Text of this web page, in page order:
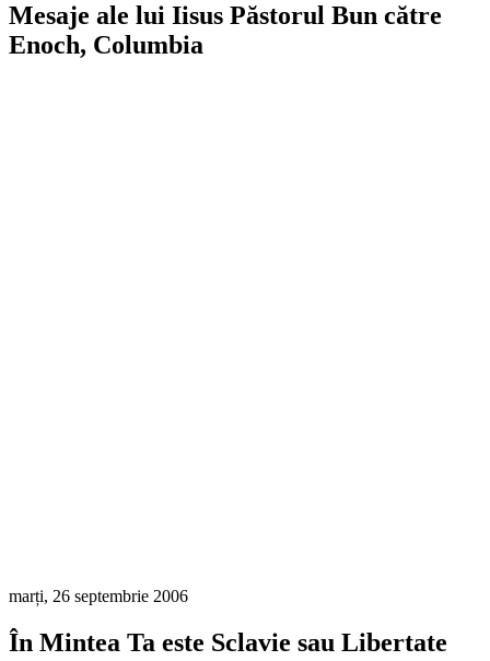
Mesaje ale lui Iisus Păstorul Bun către
Enoch, Columbia
marți, 26 septembrie 2006
În Mintea Ta este Sclavie sau Libertate